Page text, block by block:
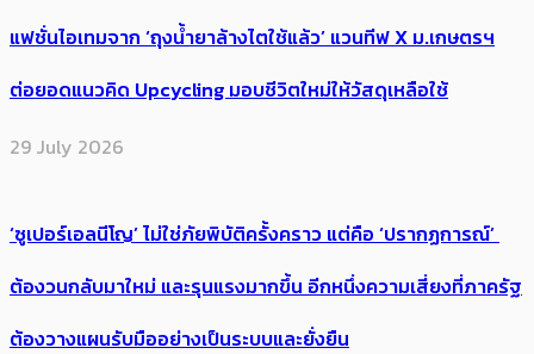
แฟชั่นไอเทมจาก ‘ถุงน้ำยาล้างไตใช้แล้ว’ แวนทีฟ X ม.เกษตรฯ
ต่อยอดแนวคิด Upcycling มอบชีวิตใหม่ให้วัสดุเหลือใช้
29 July 2026
‘ซูเปอร์เอลนีโญ’ ไม่ใช่ภัยพิบัติครั้งคราว แต่คือ ‘ปรากฏการณ์’ ​
ต้อง​วนกลับมาใหม่ และรุนแรงมากขึ้น อีกหนึ่งความเสี่ยงที่ภาครัฐ
ต้องวางแผนรับมืออย่างเป็นระบบและยั่งยืน